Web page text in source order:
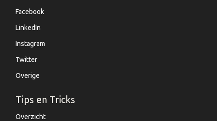
Facebook
LinkedIn
Instagram
Twitter
Overige
Tips en Tricks
Overzicht